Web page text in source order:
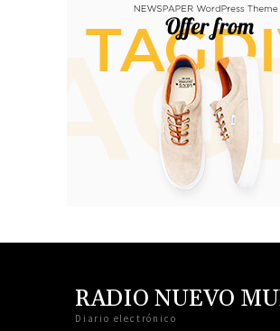
RADIO NUEVO
Diario electrónico